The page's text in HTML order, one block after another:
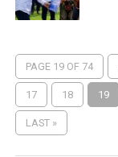
PAGE 19 OF 74
17 18 19
LAST »